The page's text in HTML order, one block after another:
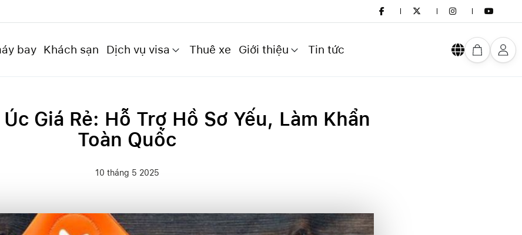
bay Khách sạn Dịch vụ visa Thuê xe Giới thiệu Tin tức
Giá Rẻ: Hỗ Trợ Hồ Sơ Yếu, Làm Khẩn
Toàn Quốc
10 tháng 5 2025